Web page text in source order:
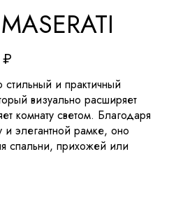
₽
и практичный
визуально расширяет
комнату светом. Благодаря
элегантной рамке, оно
спальни, прихожей или